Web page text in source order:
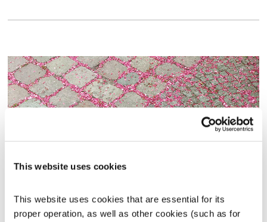
This website uses cookies
This website uses cookies that are essential for its
proper operation, as well as other cookies (such as for
אחת ששומעת
אליענה בן דוד